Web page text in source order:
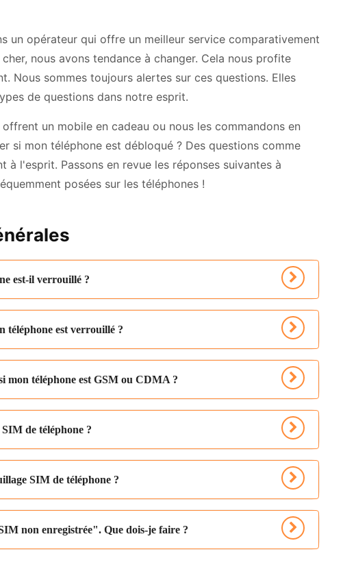
un opérateur qui offre un meilleur service comparativement
nous avons tendance à changer. Cela nous profite
Nous sommes toujours alertes sur ces questions. Elles
de questions dans notre esprit.
un mobile en cadeau ou nous les commandons en
si mon téléphone est débloqué ? Des questions comme
à l'esprit. Passons en revue les réponses suivantes à
posées sur les téléphones !
est-il verrouillé ?
téléphone est verrouillé ?
mon téléphone est GSM ou CDMA ?
de téléphone ?
SIM de téléphone ?
non enregistrée". Que dois-je faire ?